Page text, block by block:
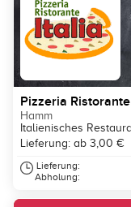
Pizzeria
Hamm
Italienisches
Lieferung: ab 3,00 €
Lieferung:
Abholung: